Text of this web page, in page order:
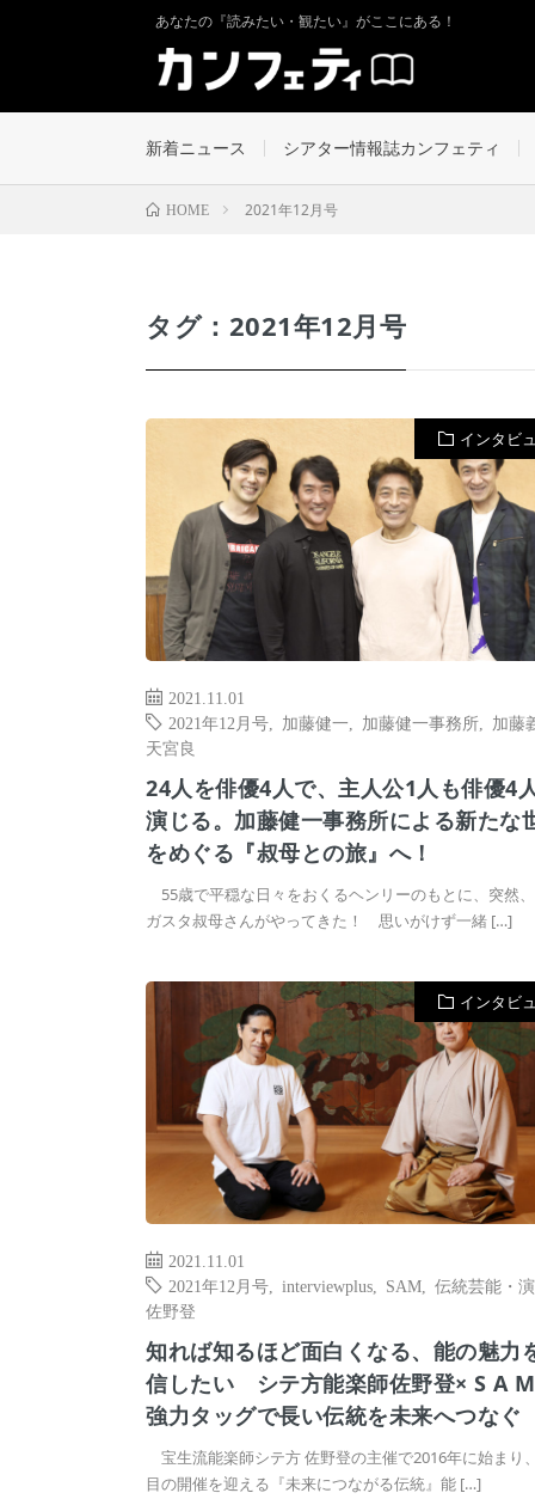
あなたの『読みたい・観たい』がここにある！
新着ニュース シアター情報誌カンフェティ
HOME 2021年12月号
タグ：2021年12月号
インタビ
2021.11.01
2021年12月号
加藤健一 加藤健一事務所
加藤
天宮良
24人を俳優4人で、主人公1人も俳優4
演じる。加藤健一事務所による新たな
をめぐる『叔母との旅』へ！
55歳で平穏な日々をおくるヘンリーのもとに、突然
ガスタ叔母さんがやってきた！ 思いがけず一緒 […]
インタビ
2021.11.01
2021年12月号
interviewplus SAM
伝統芸能・
佐野登
知れば知るほど面白くなる、能の魅力
信したい シテ方能楽師佐野登× S A
強力タッグで長い伝統を未来へつなぐ
宝生流能楽師シテ方 佐野登の主催で2016年に始まり
目の開催を迎える『未来につながる伝統』能 […]